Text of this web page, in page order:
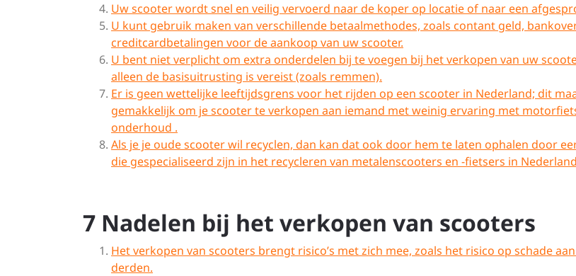
Uw scooter wordt snel en veilig vervoerd naar de koper op locatie of naar een
U kunt gebruik maken van verschillende betaalmethodes, zoals contant geld,
creditcardbetalingen voor de aankoop van uw scooter.
U bent niet verplicht om extra onderdelen bij te voegen bij het verkopen van uw
alleen de basisuitrusting is vereist (zoals remmen).
Er is geen wettelijke leeftijdsgrens voor het rijden op een scooter in Nederland; dit
gemakkelijk om je scooter te verkopen aan iemand met weinig ervaring met
onderhoud .
Als je je oude scooter wil recyclen, dan kan dat ook door hem te laten ophalen door
die gespecialiseerd zijn in het recycleren van metalenscooters en -fietsers in Nederland
7 Nadelen bij het verkopen van scooters
Het verkopen van scooters brengt risico’s met zich mee, zoals het risico op schade
derden.